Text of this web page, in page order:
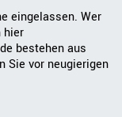
eingelassen. Wer
hier
bestehen aus
Sie vor neugierigen